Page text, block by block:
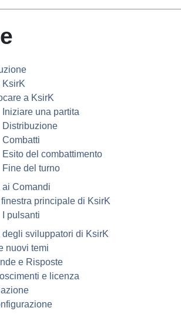
KsirK
a KsirK
Iniziare una partita
Distribuzione
Combatti
Esito del combattimento
Fine del turno
ai Comandi
finestra principale di KsirK
I pulsanti
degli sviluppatori di KsirK
nuovi temi
e Risposte
e licenza